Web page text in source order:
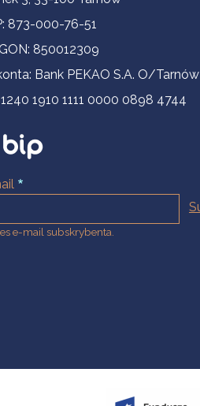
873-000-76-51
850012309
Bank PEKAO S.A. O/Tarnów
1910 1111 0000 0898 4744
e-mail subskrybenta.